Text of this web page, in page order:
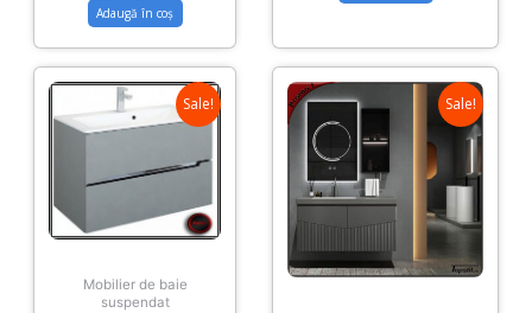
Adaugă în coș
Sale!
Mobilier de baie
suspendat
Sale!